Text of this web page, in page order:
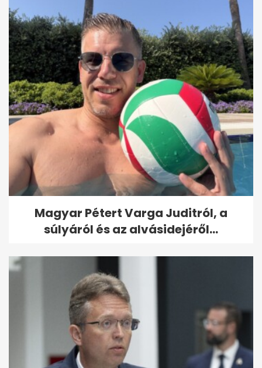
Magyar Pétert Varga Juditról, a
súlyáról és az alvásidejéről...